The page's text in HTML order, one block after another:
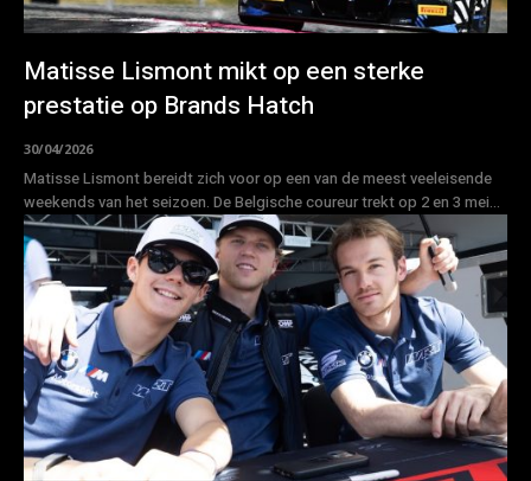
Matisse Lismont mikt op een sterke
prestatie op Brands Hatch
30/04/2026
Matisse Lismont bereidt zich voor op een van de meest veeleisende
weekends van het seizoen. De Belgische coureur trekt op 2 en 3 mei...